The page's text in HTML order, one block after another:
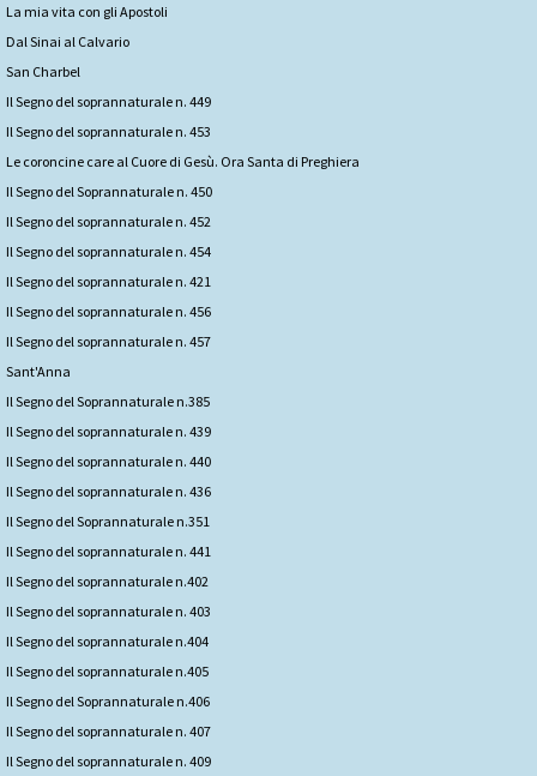
La mia vita con gli Apostoli
Dal Sinai al Calvario
San Charbel
Il Segno del soprannaturale n. 449
Il Segno del soprannaturale n. 453
Le coroncine care al Cuore di Gesù. Ora Santa di Preghiera
Il Segno del Soprannaturale n. 450
Il Segno del soprannaturale n. 452
Il Segno del soprannaturale n. 454
Il Segno del soprannaturale n. 421
Il Segno del soprannaturale n. 456
Il Segno del soprannaturale n. 457
Sant'Anna
Il Segno del Soprannaturale n.385
Il Segno del soprannaturale n. 439
Il Segno del soprannaturale n. 440
Il Segno del soprannaturale n. 436
Il Segno del Soprannaturale n.351
Il Segno del soprannaturale n. 441
Il Segno del soprannaturale n.402
Il Segno del soprannaturale n. 403
Il Segno del soprannaturale n.404
Il Segno del soprannaturale n.405
Il Segno del Soprannaturale n.406
Il Segno del soprannaturale n. 407
Il Segno del soprannaturale n. 409